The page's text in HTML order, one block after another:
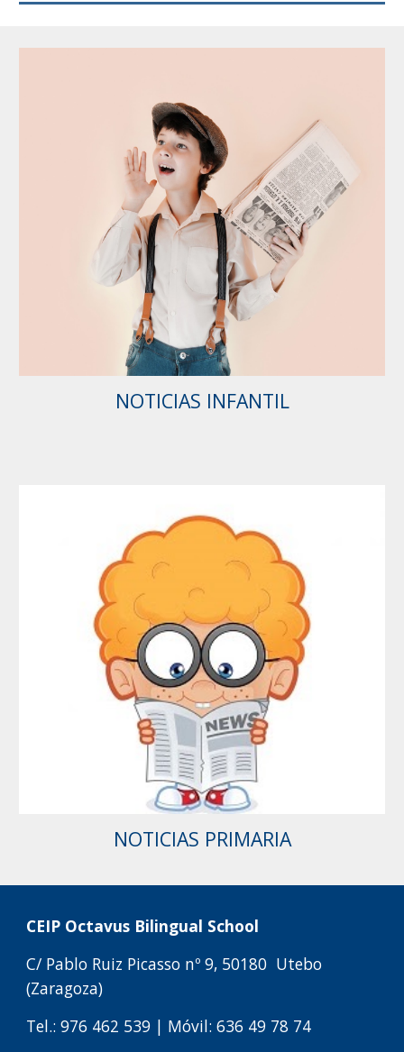
NOTICIAS INFANTIL
NOTICIAS PRIMARIA
CEIP Octavus Bilingual School
C/ Pablo Ruiz Picasso nº9, 50180 Utebo
(Zaragoza)
Tel.: 976 462 539 | Móvil: 636 49 78 74